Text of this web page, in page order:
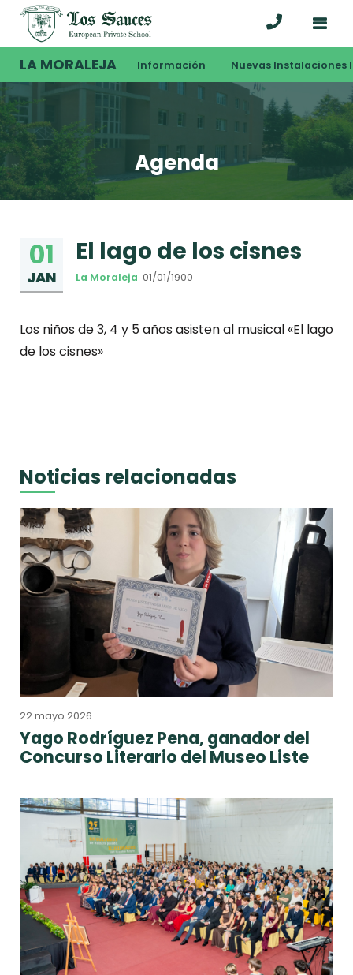
LA MORALEJA Información Nuevas Instalaciones
Agenda
01
JAN
El lago de los cisnes
La Moraleja 01/01/1900
Los niños de 3, 4 y 5 años asisten al musical «El lago
de los cisnes»
Noticias relacionadas
22 mayo 2026
Yago Rodríguez Pena, ganador del
Concurso Literario del Museo Liste